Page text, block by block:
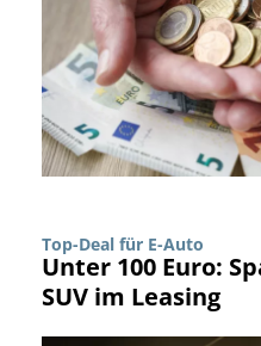
Top-Deal für E-Auto
Unter 100 Euro:
SUV im Leasing